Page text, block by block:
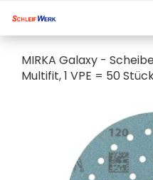
MIRKA Galaxy -
Multifit, 1 VPE = 50